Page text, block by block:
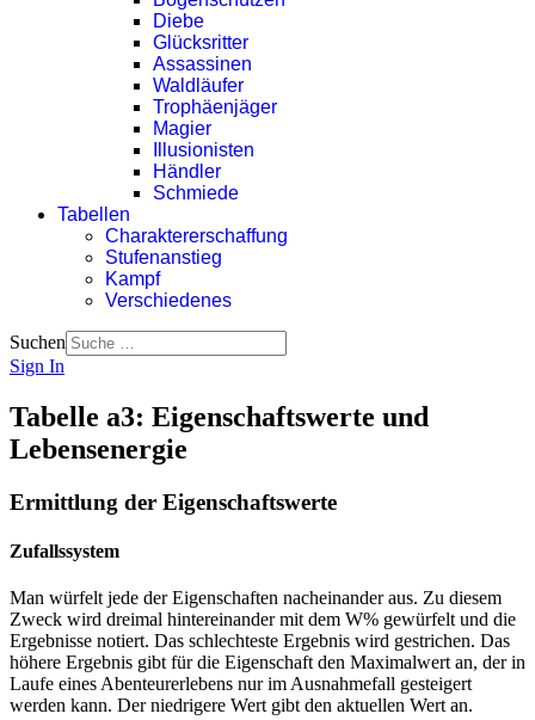
Diebe
Glücksritter
Assassinen
Waldläufer
Trophäenjäger
Magier
Illusionisten
Händler
Schmiede
Tabellen
Charaktererschaffung
Stufenanstieg
Kampf
Verschiedenes
Suchen
Sign In
Tabelle a3: Eigenschaftswerte und
Lebensenergie
Ermittlung der Eigenschaftswerte
Zufallssystem
Man würfelt jede der Eigenschaften nacheinander aus. Zu diesem
Zweck wird dreimal hintereinander mit dem W% gewürfelt und die
Ergebnisse notiert. Das schlechteste Ergebnis wird gestrichen. Das
höhere Ergebnis gibt für die Eigenschaft den Maximalwert an, der in
Laufe eines Abenteurerlebens nur im Ausnahmefall gesteigert
werden kann. Der niedrigere Wert gibt den aktuellen Wert an.